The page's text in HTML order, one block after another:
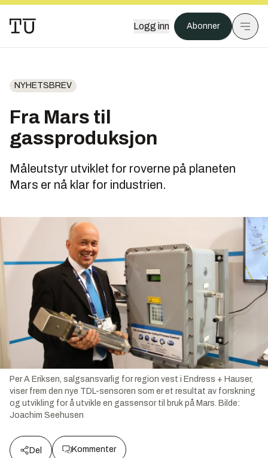
Logg inn Abonner
NYHETSBREV
Fra Mars til
gassproduksjon
Måleutstyr utviklet for roverne på planeten
Mars er nå klar for industrien.
Per A Eriksen, salgsansvarlig for region vest i Endress + Hauser,
viser frem den nye TDL-sensoren som er et resultat av forskning
og utvikling for å utvikle en gassensor til bruk på Mars. Bilde:
Joachim Seehusen
Del Kommenter